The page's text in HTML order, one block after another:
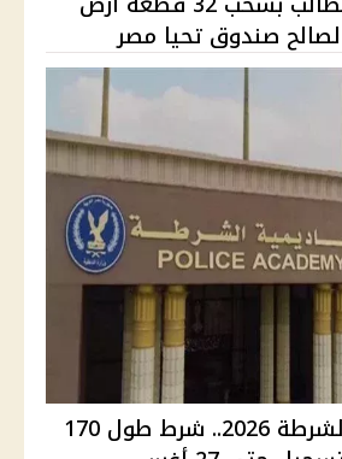
لصالح صندوق تحيا مصر
التقديم لكلية الشرطة 2026.. شرط طول 170